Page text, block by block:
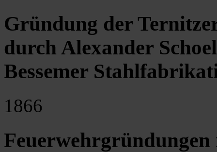
Gründung der
durch Alexander
Bessemer
1866